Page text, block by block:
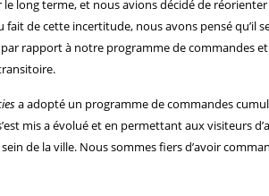
long terme, et nous avions décidé de
de cette incertitude, nous avons pensé qu’il
rapport à notre programme de commandes
a adopté un programme de commandes
mis a évolué et en permettant aux visiteurs
de la ville. Nous sommes fiers d’avoir